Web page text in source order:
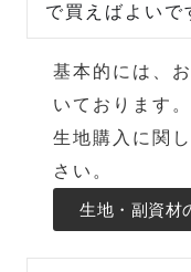
で買えばよいで
基本的には、
いております。
生地購入に関
さい。
生地・副資材